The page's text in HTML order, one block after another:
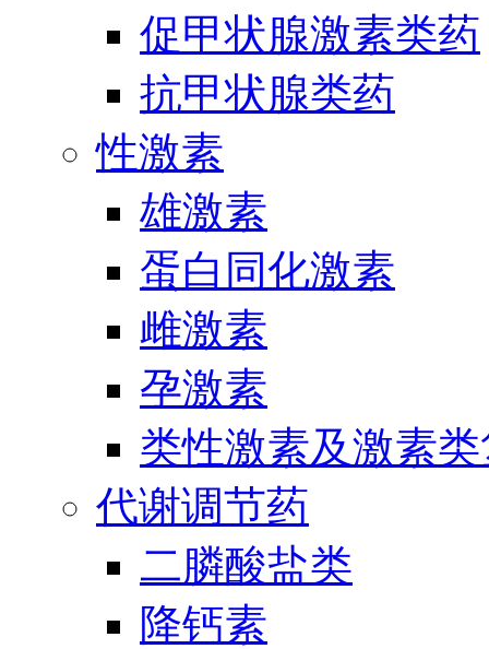
促甲状腺激素类药
抗甲状腺类药
性激素
雄激素
蛋白同化激素
雌激素
孕激素
类性激素及激素
代谢调节药
二膦酸盐类
降钙素